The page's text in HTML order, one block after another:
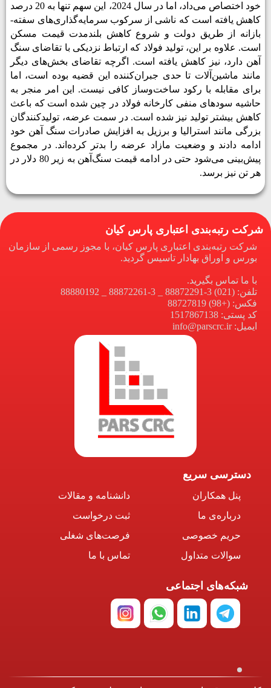
خود اختصاص می­‌داد، اما در سال 2024، این سهم تنها به 20 درصد
کاهش یافته است که ناشی از سرکوب سرمایه‌­گذاری­‌های سفته‌­
بازانه از طریق دولت و شروع کاهش بلندمدت قیمت مسکن
است. علاوه بر این، تولید فولاد که ارتباط نزدیکی با تقاضای سنگ
آهن دارد، نیز کاهش یافته است. اگرچه تقاضای بخش‌های دیگر
مانند ماشین‌آلات تا حدی جبران­‌کننده این قضیه بوده است، اما
برای مقابله با رکود ساخت‌وساز کافی نیست. این امر منجر به
حاشیه‌ سودهای منفی کارخانه فولاد در چین شده است که باعث
کاهش بیشتر تولید نیز شده است. در سمت عرضه، تولیدکنندگان
بزرگی مانند استرالیا و برزیل به افزایش صادرات سنگ آهن خود
ادامه دادند و وضعیت مازاد عرضه را بدتر کرده‌­اند. در مجموع
پیش‌­بینی می­‌شود حتی در ادامه قیمت سنگ‌­آهن به زیر 80 دلار در
هر تن نیز برسد.
شرکت رتبه‌بندی اعتباری پارس کیان
شرکت رتبه‌بندی اعتباری پارس کیان، با مجوز رسمی از سازمان
بورس و اوراق بهادار تاسیس گردید.
با ما تماس بگیرید.
تلفن: (021) 3-88872291 _ 3-88872261 _ 88880192
فکس: (+98) 88727819
کد پستی: 1517867138
ایمیل: info@parscrc.ir
دسترسی سریع
پنل همکاران
درباره‌ی ما
حریم خصوصی
سوالات متداول
دانشنامه و مقالات
ثبت درخواست
فرصت‌های شغلی
تماس با ما
شبکه‌های اجتماعی